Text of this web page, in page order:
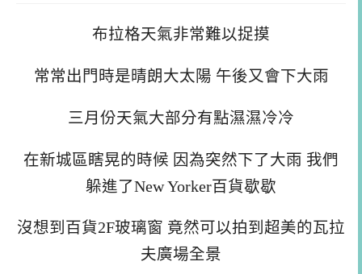
布拉格天氣非常難以捉摸
常常出門時是晴朗大太陽 午後又會下大雨
三月份天氣大部分有點濕濕冷冷
在新城區瞎晃的時候 因為突然下了大雨 我們
躲進了New Yorker百貨歇歇
沒想到百貨2F玻璃窗 竟然可以拍到超美的瓦拉
夫廣場全景